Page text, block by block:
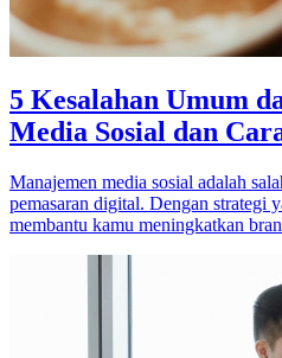
5 Kesalahan Umum
Media Sosial dan
Manajemen media sosial adalah
pemasaran digital. Dengan strategi
membantu kamu meningkatkan